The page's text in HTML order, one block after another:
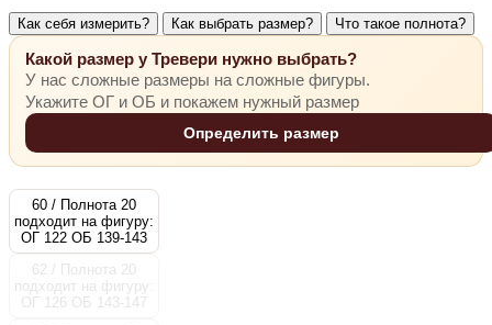
Как себя измерить? Как выбрать размер? Что такое полнота?
Какой размер у Тревери нужно выбрать?
У нас сложные размеры на сложные фигуры.
Укажите ОГ и ОБ и покажем нужный размер
Определить размер
60 / Полнота 20
подходит на фигуру:
ОГ 122 ОБ 139-143
62 / Полнота 20
подходит на фигуру:
ОГ 126 ОБ 143-147